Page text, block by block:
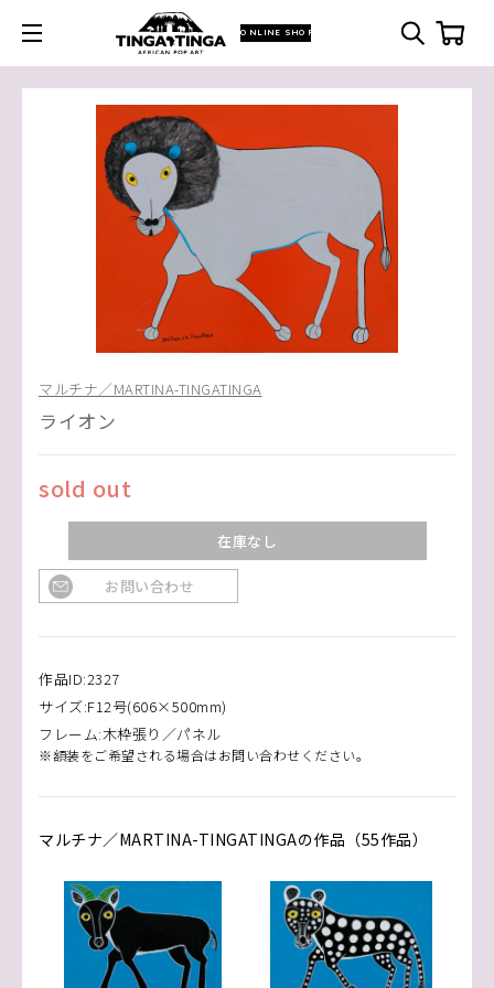
ONLINE SHOP
マルチナ／MARTINA-TINGATINGA
ライオン
sold out
在庫なし
お問い合わせ
作品ID:2327
サイズ:F12号(606×500mm)
フレーム:木枠張り／パネル
※額装をご希望される場合はお問い合わせください。
マルチナ／MARTINA-TINGATINGAの作品（55作品）